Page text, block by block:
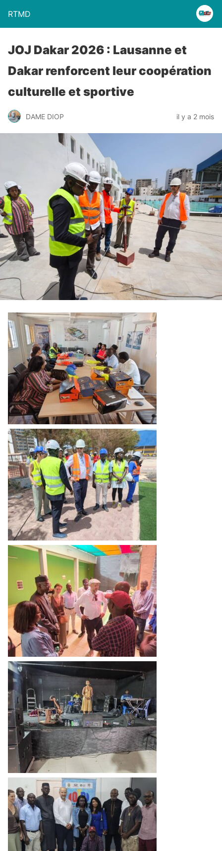
RTMD
JOJ Dakar 2026 : Lausanne et
Dakar renforcent leur coopération
culturelle et sportive
DAME DIOP il y a 2 mois